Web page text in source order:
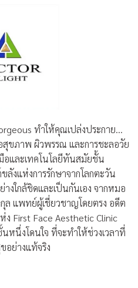
ทำให้คุณเปล่งประกาย…
สุขภาพ ผิวพรรณ และการชะลอวัย
อและเทคโนโลยีทันสมัยชั้น
งแห่งการรักษาจากโลกตะวัน
งใกล้ชิดและเป็นกันเอง จากหมอ
แพทย์ผู้เชี่ยวชาญโดยตรง อดีต
First Face Aesthetic Clinic
หนึ่งโดนใจ ที่จะทำให้ช่วงเวลาที่
อย่างแท้จริง